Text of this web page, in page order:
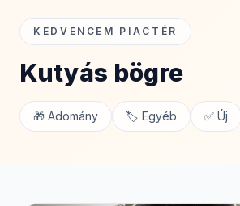
KEDVENCEM PIACTÉR
Kutyás bögre
🎁 Adomány 🏷️ Egyéb ✅ Új